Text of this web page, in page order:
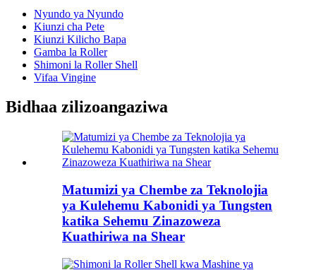
Nyundo ya Nyundo
Kiunzi cha Pete
Kiunzi Kilicho Bapa
Gamba la Roller
Shimoni la Roller Shell
Vifaa Vingine
Bidhaa zilizoangaziwa
Matumizi ya Chembe za Teknolojia
ya Kulehemu Kabonidi ya Tungsten
katika Sehemu Zinazoweza
Kuathiriwa na Shear